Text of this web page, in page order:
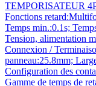
TEMPORISATEUR
Fonctions
Temps min.:0.1s;
Tension, alimentation
Connexion /
panneau:25.8mm;
Configuration des
Gamme de temps de